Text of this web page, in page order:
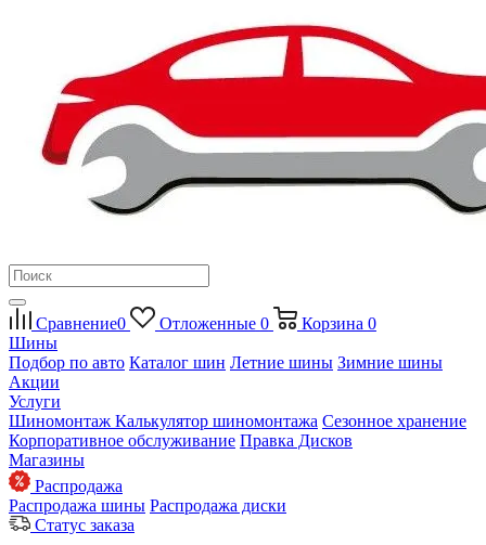
Сравнение0 Отложенные 0 Корзина 0
Шины
Подбор по авто Каталог шин Летние шины Зимние шины
Акции
Услуги
Шиномонтаж Калькулятор шиномонтажа Сезонное хранение
Корпоративное обслуживание Правка Дисков
Магазины
Распродажа
Распродажа шины Распродажа диски
Статус заказа